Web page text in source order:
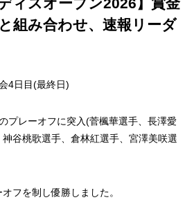
組み合わせ、速報リーダ
4日目(最終日)
プレーオフに突入(菅楓華選手、長澤愛
谷桃歌選手、倉林紅選手、宮澤美咲選
フを制し優勝しました。